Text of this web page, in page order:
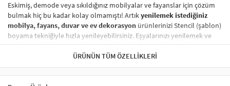
Eskimiş, demode veya sıkıldığınız mobilyalar ve fayanslar için çözüm
bulmak hiç bu kadar kolay olmamıştı! Artıkyenilemek istediğiniz
mobilya, fayans, duvar ve ev dekorasyon ürünlerinizi Stencil (şablon)
boyama tekniğiyle hızla yenileyebilirsiniz. Eşyalarınızı yenilemek ve
onlaramodern bir hava katmakhiç de pahalı ve zahmetli olmak
zorunda değil! Stencil şablonları, dilediğiniz her yüzeye pratik bir
şekildedesen uygulamanızısağlar ve mobilyalarınızın, duvarlarınızın,
kumaşlarınızın görünümünü anında değiştirebilir.
ÜRÜNÜN TÜM ÖZELLIKLERI